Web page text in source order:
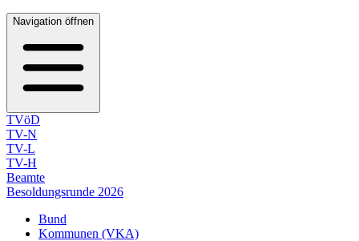
Navigation öffnen
TVöD
TV-N
TV-L
TV-H
Beamte
Besoldungsrunde 2026
Bund
Kommunen (VKA)